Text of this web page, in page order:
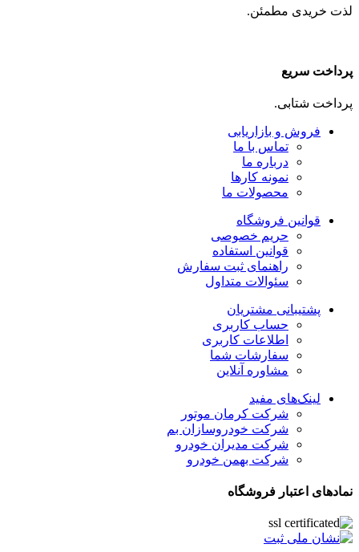
لذت خریدی مطمئن.
پرداخت سریع
پرداخت شتابی.
فروش و بازاریابی
تماس با ما
درباره ما
نمونه کارها
محصولات ما
قوانین فروشگاه
حریم خصوصی
قوانین استفاده
راهنمای ثبت سفارش
سئوالات متداول
پشتیبانی مشتریان
حساب کاربری
اطلاعات کاربری
سفارشات شما
مشاوره آنلاین
لینک‌های مفید
شرکت کرمان موتور
شرکت خودروسازان بم
شرکت مدیران خودرو
شرکت بهمن خودرو
نمادهای اعتبار فروشگاه